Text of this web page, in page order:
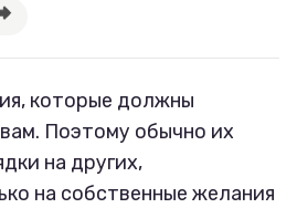
которые должны
Поэтому обычно их
на других,
на собственные желания